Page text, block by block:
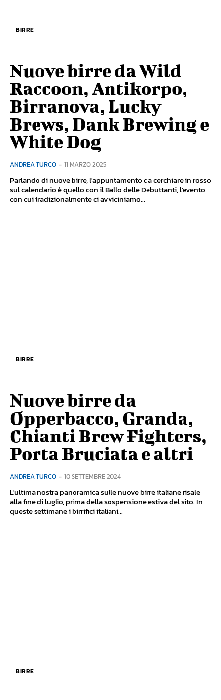
BIRRE
Nuove birre da Wild
Raccoon, Antikorpo,
Birranova, Lucky
Brews, Dank Brewing e
White Dog
ANDREA TURCO - 11 MARZO 2025
Parlando di nuove birre, l'appuntamento da cerchiare in rosso
sul calendario è quello con il Ballo delle Debuttanti, l'evento
con cui tradizionalmente ci avviciniamo...
BIRRE
Nuove birre da
Opperbacco, Granda,
Chianti Brew Fighters,
Porta Bruciata e altri
ANDREA TURCO - 10 SETTEMBRE 2024
L'ultima nostra panoramica sulle nuove birre italiane risale
alla fine di luglio, prima della sospensione estiva del sito. In
queste settimane i birrifici italiani...
BIRRE